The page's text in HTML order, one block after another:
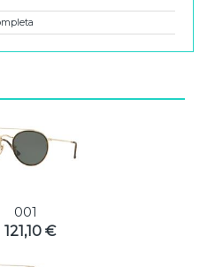
001
121,10 €